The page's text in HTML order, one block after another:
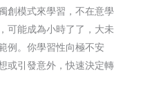
創模式來學習，不在意學
可能成為小時了了，大未
例。你學習性向極不安
或引發意外，快速決定轉